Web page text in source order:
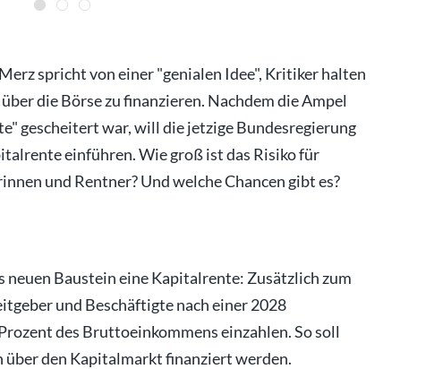
spricht von einer "genialen Idee", Kritiker halten
die Börse zu finanzieren. Nachdem die Ampel
gescheitert war, will die jetzige Bundesregierung
einführen. Wie groß ist das Risiko für
und Rentner? Und welche Chancen gibt es?
Baustein eine Kapitalrente: Zusätzlich zum
und Beschäftigte nach einer 2028
des Bruttoeinkommens einzahlen. So soll
über den Kapitalmarkt finanziert werden.